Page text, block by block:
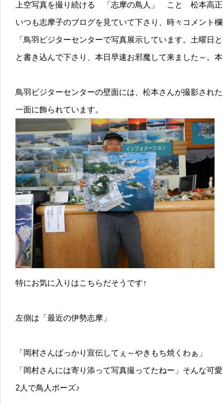
上空写真を撮り続ける 「志摩の鳥人」 こと 松本高正
いつも志摩子のブログを見ていて下さり、時々コメント
「鳥羽ビジターセンターで写真展示しています。土曜日
と書き込んで下さり、本日早速お邪魔して来ました～。
鳥羽ビジターセンターの壁面には、松本さんが撮影され
一面に飾られています。
特にお気に入りはこちらだそうです↑
左側は「最近の伊勢志摩」
「岡村さんばっかり宣伝してぇ～やきもち焼くわぁ」
「岡村さんには寄り添って写真撮ってたねー」そんな可
2人で鳥人ポーズ♪